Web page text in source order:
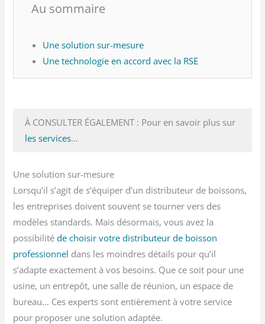
Au sommaire
Une solution sur-mesure
Une technologie en accord avec la RSE
À CONSULTER ÉGALEMENT : Pour en savoir plus sur
les services…
Une solution sur-mesure
Lorsqu’il s’agit de s’équiper d’un distributeur de boissons,
les entreprises doivent souvent se tourner vers des
modèles standards. Mais désormais, vous avez la
possibilitéde choisir votre distributeur de boisson
professionnel dans les moindres détails pour qu’il
s’adapte exactement à vos besoins. Que ce soit pour une
usine, un entrepôt, une salle de réunion, un espace de
bureau… Ces experts sont entièrement à votre service
pour proposer une solution adaptée.